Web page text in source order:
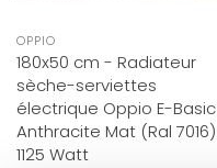
OPPIO
180x50 cm - Radiateur
sèche-serviettes
électrique Oppio E-Basic
Anthracite Mat (Ral 7016)
1125 Watt